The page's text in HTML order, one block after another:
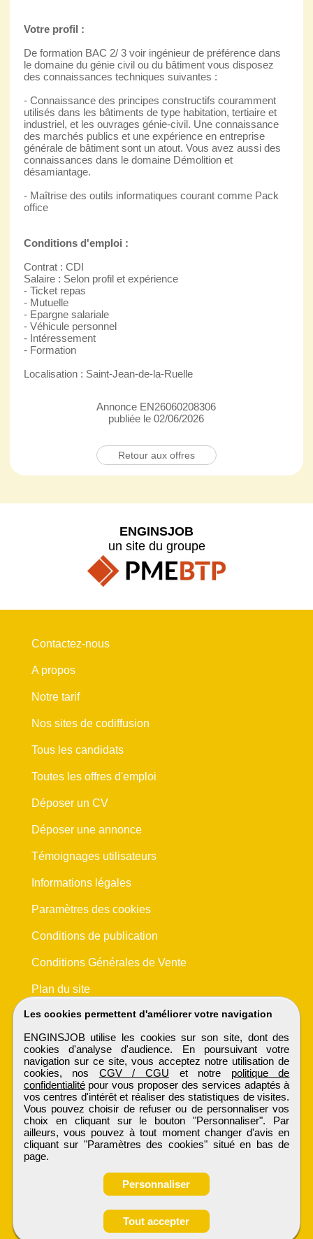
Candidature spontanée
Votre profil :
De formation BAC 2/ 3 voir ingénieur de préférence dans
le domaine du génie civil ou du bâtiment vous disposez
des connaissances techniques suivantes :
- Connaissance des principes constructifs couramment
utilisés dans les bâtiments de type habitation, tertiaire et
industriel, et les ouvrages génie-civil. Une connaissance
des marchés publics et une expérience en entreprise
générale de bâtiment sont un atout. Vous avez aussi des
connaissances dans le domaine Démolition et
désamiantage.
- Maîtrise des outils informatiques courant comme Pack
office
Conditions d'emploi :
Contrat : CDI
Salaire : Selon profil et expérience
- Ticket repas
- Mutuelle
- Epargne salariale
- Véhicule personnel
- Intéressement
- Formation
Localisation : Saint-Jean-de-la-Ruelle
Annonce EN26060208306
publiée le 02/06/2026
Retour aux offres
Les cookies permettent d'améliorer votre navigation
ENGINSJOB utilise les cookies sur son site, dont des
cookies d'analyse d'audience. En poursuivant votre
navigation sur ce site, vous acceptez notre utilisation de
cookies, nos CGV / CGU et notre politique de
confidentialitépour vous proposer des services adaptés à
vos centres d'intérêt et réaliser des statistiques de visites.
Vous pouvez choisir de refuser ou de personnaliser vos
choix en cliquant sur le bouton "Personnaliser". Par
ailleurs, vous pouvez à tout moment changer d'avis en
cliquant sur "Paramètres des cookies" situé en bas de
page.
Personnaliser
Tout accepter
ENGINSJOB
un site du groupe
Contactez-nous
A propos
Notre tarif
Nos sites de codiffusion
Tous les candidats
Toutes les offres d'emploi
Déposer un CV
Déposer une annonce
Témoignages utilisateurs
Informations légales
Paramètres des cookies
Conditions de publication
Conditions Générales de Vente
Plan du site
ENGINSJOB